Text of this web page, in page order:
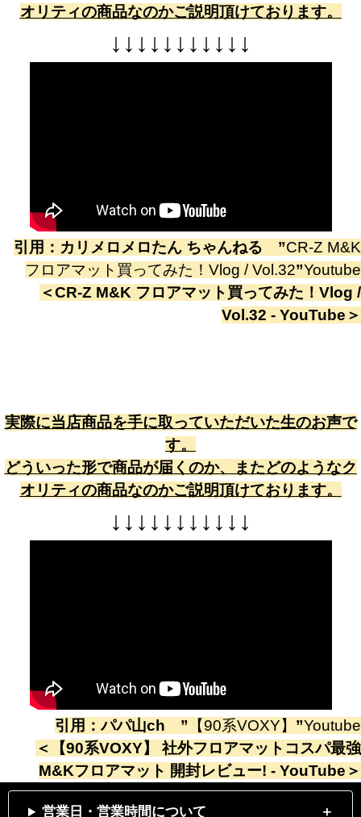
オリティの商品なのかご説明頂けております。
↓ ↓ ↓ ↓ ↓ ↓ ↓ ↓ ↓ ↓ ↓
引用： カリメロメロたん ちゃんねる ”CR-Z M&K
フロアマット買ってみた！Vlog / Vol.32”Youtube
＜CR-Z M&K フロアマット買ってみた！Vlog /
Vol.32 - YouTube ＞
実際に当店商品を手に取っていただいた生のお声で
す。
どういった形で商品が届くのか、またどのようなク
オリティの商品なのかご説明頂けております。
↓ ↓ ↓ ↓ ↓ ↓ ↓ ↓ ↓ ↓ ↓
引用：パパ山ch ” 【90系VOXY】 ”Youtube
＜
【90系VOXY】 社外フロアマットコスパ最強
M&Kフロアマット 開封レビュー! - YouTube ＞
営業日・営業時間について